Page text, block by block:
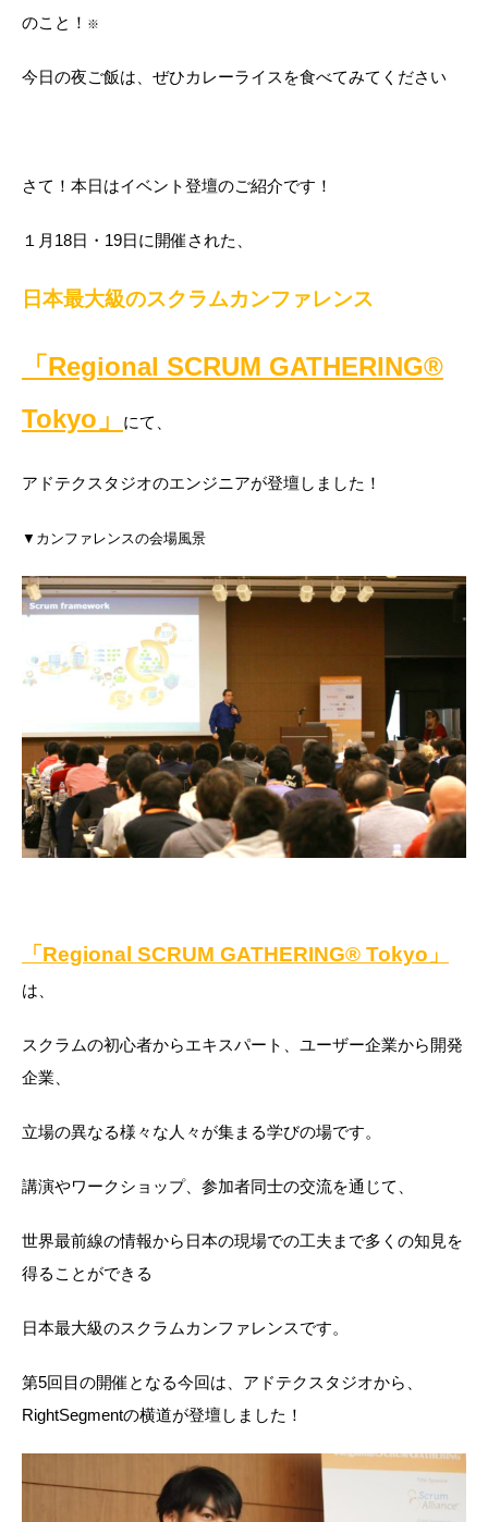
のこと！ ※
今日の夜ご飯は、ぜひカレーライスを食べてみてください
さて！本日はイベント登壇のご紹介です！
１月18日・19日に開催された、
日本最大級のスクラムカンファレンス
「Regional SCRUM GATHERING®
Tokyo」
にて、
アドテクスタジオのエンジニアが登壇しました！
▼カンファレンスの会場風景
「Regional SCRUM GATHERING® Tokyo」
は、
スクラムの初心者からエキスパート、ユーザー企業から開発
企業、
立場の異なる様々な人々が集まる学びの場です。
講演やワークショップ、参加者同士の交流を通じて、
世界最前線の情報から日本の現場での工夫まで多くの知見を
得ることができる
日本最大級のスクラムカンファレンスです。
第5回目の開催となる今回は、アドテクスタジオから、
RightSegmentの横道が登壇しました！